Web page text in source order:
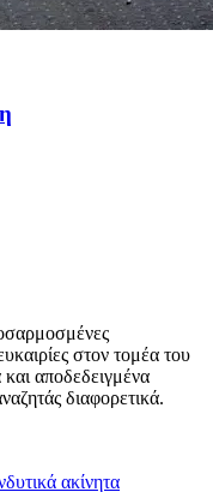
στον τομέα του
και αποδεδειγμένα
διαφορετικά.
ακίνητα